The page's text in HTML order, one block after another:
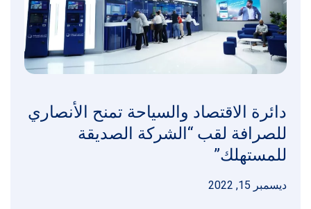
دائرة الاقتصاد والسياحة تمنح الأنصاري
للصرافة لقب “الشركة الصديقة
للمستهلك”
ديسمبر 15, 2022